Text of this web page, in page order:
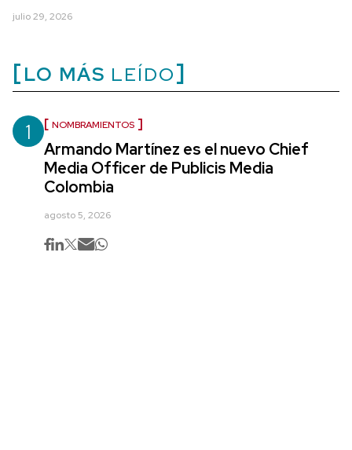
julio 29, 2026
LO MÁS LEÍDO
1 NOMBRAMIENTOS
Armando Martínez es el nuevo Chief
Media Officer de Publicis Media
Colombia
agosto 5, 2026